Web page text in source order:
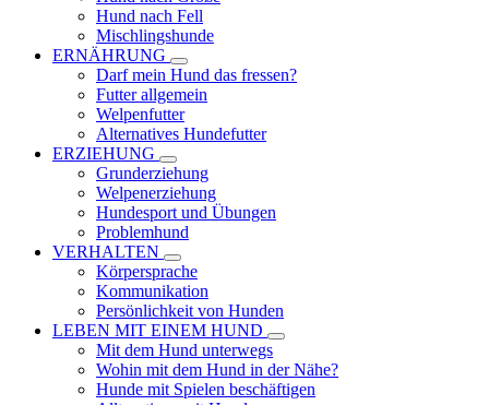
Hund nach Fell
Mischlingshunde
ERNÄHRUNG
Darf mein Hund das fressen?
Futter allgemein
Welpenfutter
Alternatives Hundefutter
ERZIEHUNG
Grunderziehung
Welpenerziehung
Hundesport und Übungen
Problemhund
VERHALTEN
Körpersprache
Kommunikation
Persönlichkeit von Hunden
LEBEN MIT EINEM HUND
Mit dem Hund unterwegs
Wohin mit dem Hund in der Nähe?
Hunde mit Spielen beschäftigen